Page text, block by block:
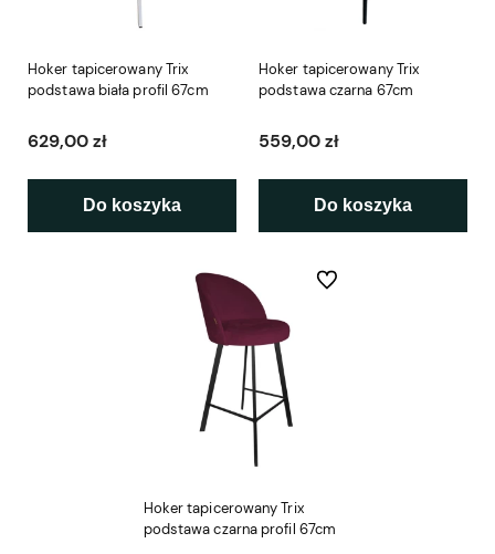
Hoker tapicerowany Trix
podstawa biała profil 67cm
629,00 zł
Do koszyka
Hoker tapicerowany Trix
podstawa czarna 67cm
559,00 zł
Do koszyka
Hoker tapicerowany Trix
podstawa czarna profil 67cm
Do ulubionych